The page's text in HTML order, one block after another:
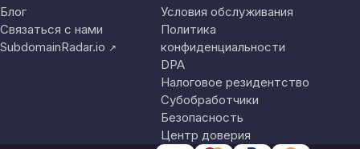
Блог
Связаться с нами
SubdomainRadar.io ↗
Условия обслуживания
Политика
конфиденциальности
DPA
Налоговое резидентство
Субобработчики
Безопасность
Центр доверия